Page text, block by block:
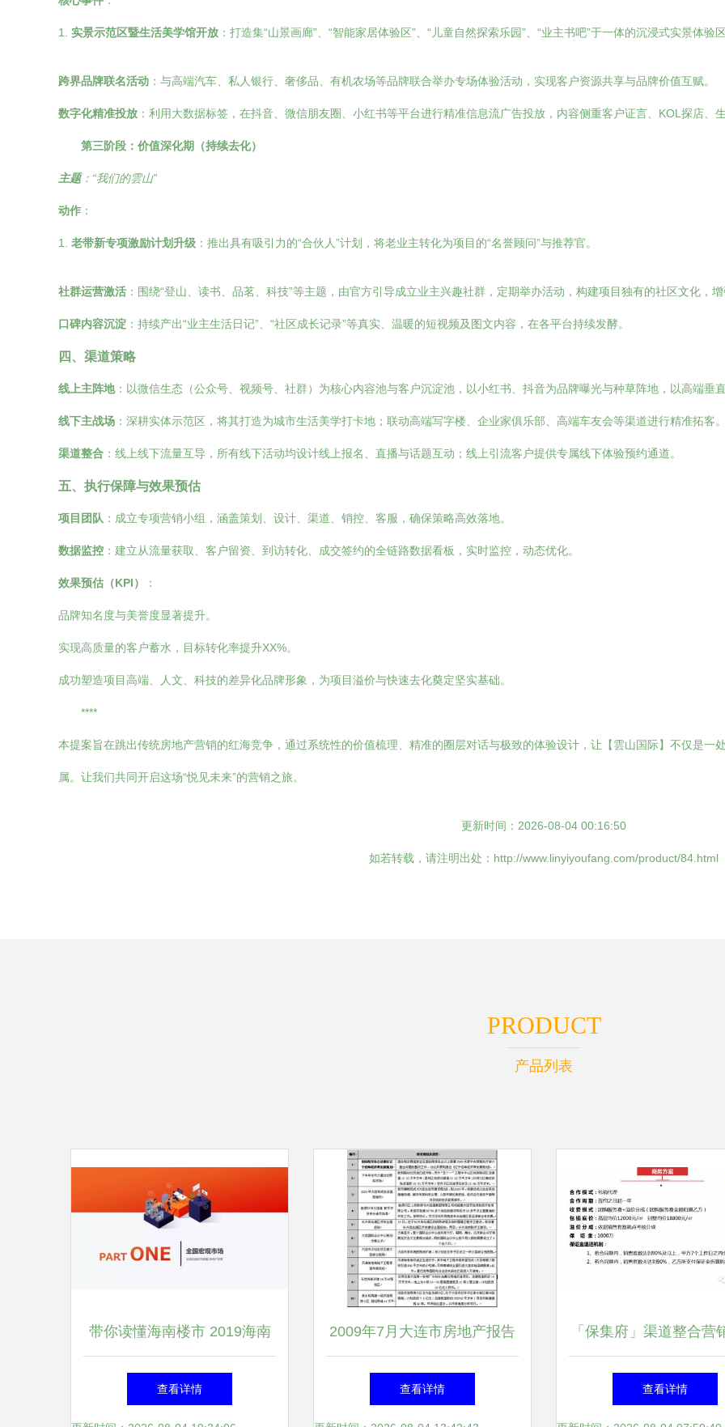
1. 实景示范区暨生活美学馆开放 ：打造集“山景画廊”、“智能家居体验区”、“儿童自然探索乐园”、“业主书吧”于一体的沉浸式实景体验区
跨界品牌联名活动 ：与高端汽车、私人银行、奢侈品、有机农场等品牌联合举办专场体验活动，实现客户资源共享与品牌价值互赋。
数字化精准投放 ：利用大数据标签，在抖音、微信朋友圈、小红书等平台进行精准信息流广告投放，内容侧重客户证言、KOL探店、
第三阶段：价值深化期（持续去化）
主题：“我们的雲山”
动作 ：
1. 老带新专项激励计划升级 ：推出具有吸引力的“合伙人”计划，将老业主转化为项目的“名誉顾问”与推荐官。
社群运营激活 ：围绕“登山、读书、品茗、科技”等主题，由官方引导成立业主兴趣社群，定期举办活动，构建项目独有的社区文化，增
口碑内容沉淀 ：持续产出“业主生活日记”、“社区成长记录”等真实、温暖的短视频及图文内容，在各平台持续发酵。
四、渠道策略
线上主阵地：以微信生态（公众号、视频号、社群）为核心内容池与客户沉淀池，以小红书、抖音为品牌曝光与种草阵地，以高端垂
线下主战场 ：深耕实体示范区，将其打造为城市生活美学打卡地；联动高端写字楼、企业家俱乐部、高端车友会等渠道进行精准拓客。
渠道整合 ：线上线下流量互导，所有线下活动均设计线上报名、直播与话题互动；线上引流客户提供专属线下体验预约通道。
五、执行保障与效果预估
项目团队 ：成立专项营销小组，涵盖策划、设计、渠道、销控、客服，确保策略高效落地。
数据监控 ：建立从流量获取、客户留资、到访转化、成交签约的全链路数据看板，实时监控，动态优化。
效果预估（KPI） ：
品牌知名度与美誉度显著提升。
实现高质量的客户蓄水，目标转化率提升XX%。
成功塑造项目高端、人文、科技的差异化品牌形象，为项目溢价与快速去化奠定坚实基础。
****
本提案旨在跳出传统房地产营销的红海竞争，通过系统性的价值梳理、精准的圈层对话与极致的体验设计，让【雲山国际】不仅是一
属。让我们共同开启这场“悦见未来”的营销之旅。
更新时间：2026-08-04 00:16:50
如若转载，请注明出处：http://www.linyiyoufang.com/product/84.html
PRODUCT
产品列表
带你读懂海南楼市 2019海南
房地产半年报解读
查看详情
2009年7月大连市房地产报告
市场复苏与策局变革 —— 一
查看详情
「保集府」渠道整合营
路作战方案
查看详情